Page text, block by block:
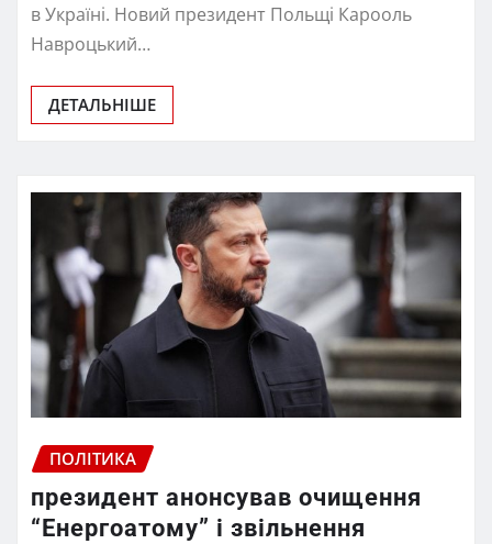
в Україні. Новий президент Польщі Карооль
Навроцький…
ДЕТАЛЬНІШЕ
ПОЛІТИКА
президент анонсував очищення
“Енергоатому” і звільнення